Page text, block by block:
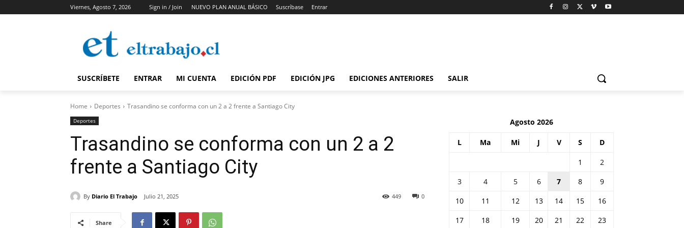
Viernes, Agosto 7, 2026 Sign in / Join NUEVO PLAN ANUAL BÁSICO Suscríbase Entrar
SUSCRÍBETE ENTRAR MI CUENTA EDICIÓN PDF EDICIÓN JPG EDICIONES ANTERIORES SALIR
Home Deportes Trasandino se conforma con un 2 a 2 frente a Santiago City
Deportes
Trasandino se conforma con un 2 a 2
frente a Santiago City
By Diario El Trabajo Julio 21, 2025 0
449
Share
Agosto 2026
L Ma Mi J V S D
1
2
3
4 5 6 7 8
9
10
11 12 13 14 15
16
17
18 19 20 21 22 23